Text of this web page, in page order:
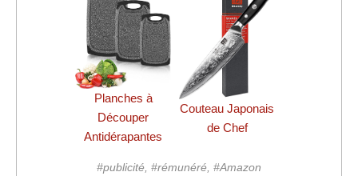
Planches à
Découper
Antidérapantes
Couteau Japonais
de Chef
#publicité, #rémunéré, #Amazon